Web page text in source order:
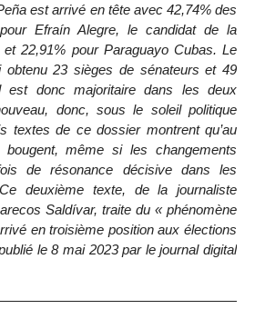
est arrivé en tête avec 42,74% des
Efraín Alegre, le candidat de la
22,91% pour Paraguayo Cubas. Le
obtenu 23 sièges de sénateurs et 49
est donc majoritaire dans les deux
donc, sous le soleil politique
textes de ce dossier montrent qu’au
même si les changements
de résonance décisive dans les
deuxième texte, de la journaliste
Saldívar, traite du « phénomène
en troisième position aux élections
le 8 mai 2023 par le journal digital